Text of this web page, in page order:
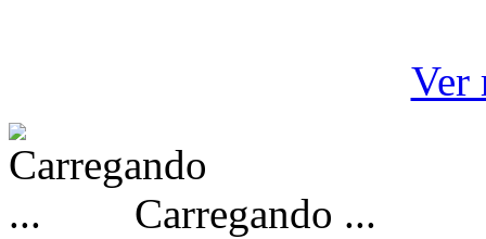
Ver
Carregando ...